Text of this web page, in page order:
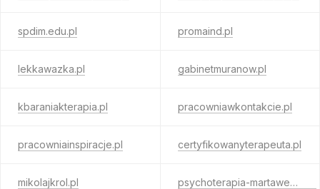
spdim.edu.pl promaind.pl
lekkawazka.pl gabinetmuranow.pl
kbaraniakterapia.pl pracowniawkontakcie.pl
pracowniainspiracje.pl certyfikowanyterapeuta.pl
mikolajkrol.pl psychoterapia-martaweber.pl